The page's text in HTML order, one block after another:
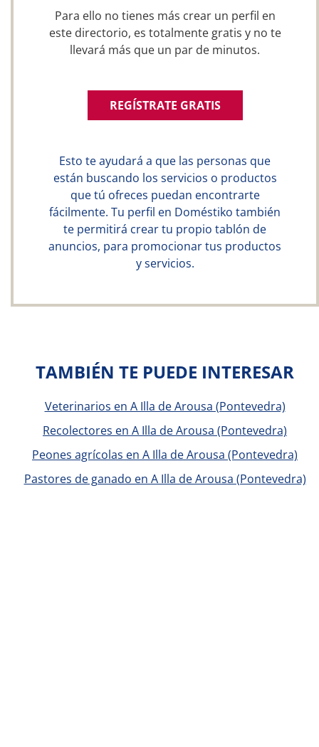
Para ello no tienes más crear un perfil en
este directorio, es totalmente gratis y no te
llevará más que un par de minutos.
REGÍSTRATE GRATIS
Esto te ayudará a que las personas que
están buscando los servicios o productos
que tú ofreces puedan encontrarte
fácilmente. Tu perfil en Doméstiko también
te permitirá crear tu propio tablón de
anuncios, para promocionar tus productos
y servicios.
TAMBIÉN TE PUEDE INTERESAR
Veterinarios en A Illa de Arousa (Pontevedra)
Recolectores en A Illa de Arousa (Pontevedra)
Peones agrícolas en A Illa de Arousa (Pontevedra)
Pastores de ganado en A Illa de Arousa (Pontevedra)